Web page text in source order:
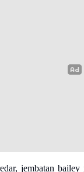
jembatan